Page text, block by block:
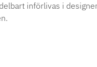
införlivas i